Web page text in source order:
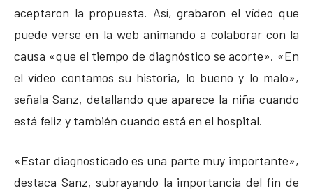
aceptaron la propuesta. Así, grabaron el vídeo que
puede verse en la web animando a colaborar con la
causa «que el tiempo de diagnóstico se acorte». «En
el vídeo contamos su historia, lo bueno y lo malo»,
señala Sanz, detallando que aparece la niña cuando
está feliz y también cuando está en el hospital.
«Estar diagnosticado es una parte muy importante»,
destaca Sanz, subrayando la importancia del fin de